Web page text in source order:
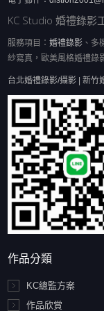
KC Studio 婚禮錄
服務項目：婚禮錄影 、多
紗寫真，歐美風格婚禮錄
台北婚禮錄影/攝影 | 新竹
作品分類
KC總監方案
作品欣賞